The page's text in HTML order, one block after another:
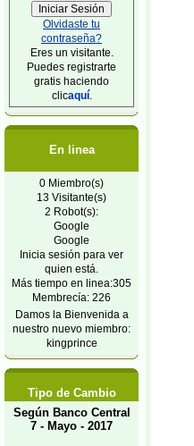
Olvidaste tu
contraseña?
Eres un visitante.
Puedes registrarte
gratis haciendo
clicaquí.
En linea
0 Miembro(s)
13 Visitante(s)
2 Robot(s):
Google
Google
Inicia sesión para ver
quien está.
Más tiempo en linea:305
Membrecía: 226
Damos la Bienvenida a
nuestro nuevo miembro:
kingprince
Tipo de Cambio
Según Banco Central
7 - Mayo - 2017